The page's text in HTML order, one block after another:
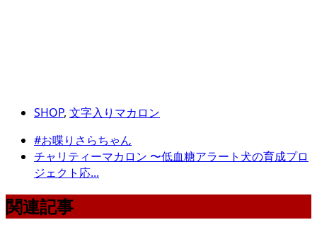
SHOP, 文字入りマカロン
#お喋りさらちゃん
チャリティーマカロン 〜低血糖アラート犬の育成プロ
ジェクト応...
関連記事